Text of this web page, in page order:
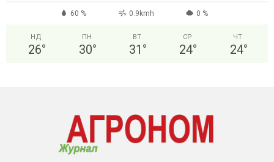
60 % 0.9kmh 0 %
НД
26°
ПН
30°
ВТ
31 °
СР
24°
ЧТ
24°